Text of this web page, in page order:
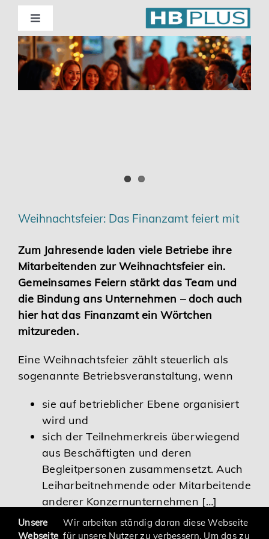
Skip
content
Toggle
Navigation
Standorte
Beratung
Digitalisierung | Steuerberatung
Karriere
Services
Weihnachtsfeier: Das Finanzamt feiert mit
Zum Jahresende laden viele Betriebe ihre
Mitarbeitenden zur Weihnachtsfeier ein.
Gemeinsames Feiern stärkt das Team und
die Bindung ans Unternehmen – doch auch
hier hat das Finanzamt ein Wörtchen
mitzureden.
Eine Weihnachtsfeier zählt steuerlich als
sogenannte Betriebsveranstaltung, wenn
sie auf betrieblicher Ebene organisiert
wird und
sich der Teilnehmerkreis überwiegend
aus Beschäftigten und deren
Begleitpersonen zusammensetzt. Auch
Leiharbeitnehmende oder Mitarbeitende
anderer Konzernunternehmen […]
Unsere
Webseite
Wir arbeiten ständig daran diese Webseite
für unsere Nutzer zu verbessern. Um das zu